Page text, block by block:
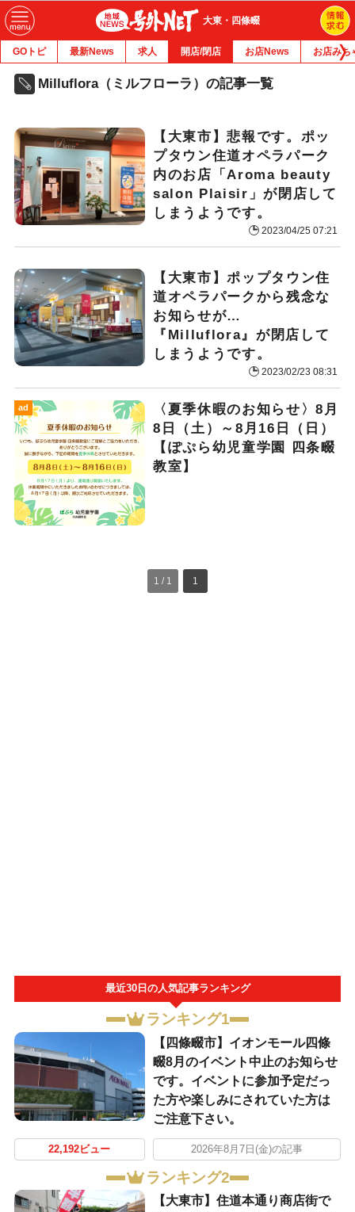
大東・四條畷
GOトピ 最新News 求人 開店/閉店 お店News お店みち
Milluflora（ミルフローラ）の記事一覧
【大東市】悲報です。ポッ
プタウン住道オペラパーク
内のお店「Aroma beauty
salon Plaisir」が閉店して
しまうようです。
2023/04/25 07:21
【大東市】ポップタウン住
道オペラパークから残念な
お知らせが…
『Milluflora』が閉店して
しまうようです。
2023/02/23 08:31
ad
〈夏季休暇のお知らせ〉8月
8日（土）～8月16日（日）
【ぽぷら幼児童学園 四条畷
教室】
1 / 1 1
最近30日の人気記事ランキング
ランキング1
【四條畷市】イオンモール四條
畷8月のイベント中止のお知らせ
です。イベントに参加予定だっ
た方や楽しみにされていた方は
ご注意下さい。
22,192ビュー 2026年8月7日(金)の記事
ランキング2
【大東市】住道本通り商店街で